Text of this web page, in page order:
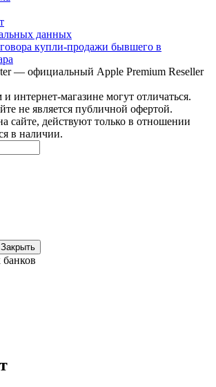
данных
купли-продажи бывшего в
— официальный Apple Premium Reseller
интернет-магазине могут отличаться.
не является публичной офертой.
сайте, действуют только в отношении
в наличии.
Закрыть
банков